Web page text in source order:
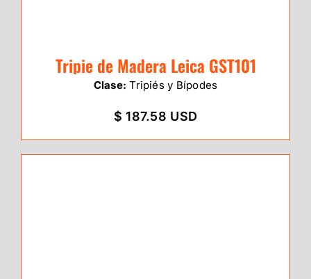
Tripie de Madera Leica GST101
Clase: Tripiés y Bípodes
$ 187.58 USD